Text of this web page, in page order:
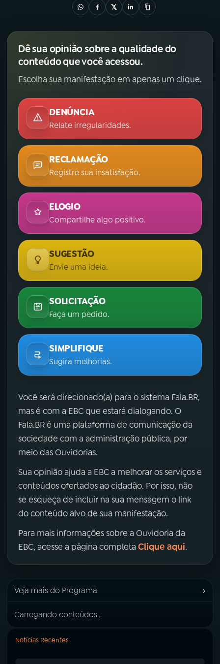
Dê sua opinião sobre a qualidade do
conteúdo que você acessou.
Escolha sua manifestação em apenas um clique.
DENÚNCIA
Relate irregularidades.
RECLAMAÇÃO
Registre sua insatisfação.
ELOGIO
Compartilhe algo positivo.
SUGESTÃO
Envie uma ideia.
SOLICITAÇÃO
Faça um pedido.
SIMPLIFIQUE
Sugira melhorias.
Você será direcionado(a) para o sistema Fala.BR,
mas é com a EBC que estará dialogando. O
Fala.BR é uma plataforma de comunicação da
sociedade com a administração pública, por
meio das Ouvidorias.
Sua opinião ajuda a EBC a melhorar os serviços e
conteúdos ofertados ao cidadão. Por isso, não
se esqueça de incluir na sua mensagem o link
do conteúdo alvo de sua manifestação.
Para mais informações sobre a Ouvidoria da
EBC, acesse a página completa Clique aqui.
Veja mais do Programa ›
Carregando conteúdos...
Notícias Recentes